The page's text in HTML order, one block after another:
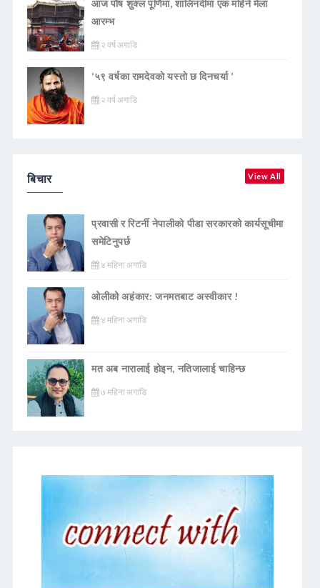
आज पौष शुक्ल पूर्णिमा, शालिनदीमा एक महिने मेला
आरम्भ
२ वर्ष अगाडि
‘५९ वर्षका रामदेवकाे यस्ताे छ दिनचर्या ’
२ वर्ष अगाडि
बिचार View All
प्रवासी र रिटर्नी नेपालीको पीडा सरकारको कार्यसूचीमा
समेटिनुपर्छ
४ महिना अगाडि
ओलीको अहंकार: जनमतबाट अस्वीकार !
४ महिना अगाडि
मत अब नारालाई होइन, नतिजालाई चाहिन्छ
७ महिना अगाडि